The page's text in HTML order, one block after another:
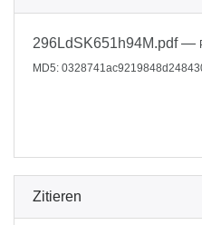
296LdSK651h94M.pdf—
MD5:
Zitieren